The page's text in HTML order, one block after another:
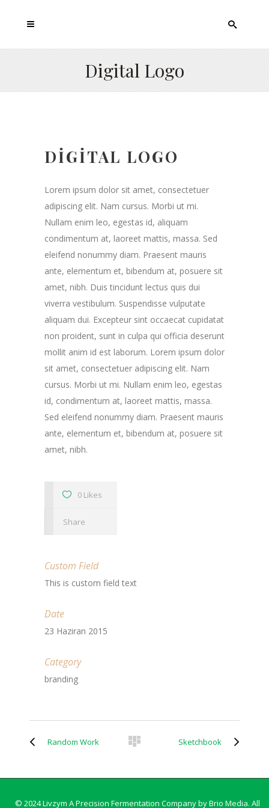
Digital Logo
DIGITAL LOGO
Lorem ipsum dolor sit amet, consectetuer
adipiscing elit. Nam cursus. Morbi ut mi.
Nullam enim leo, egestas id, aliquam
condimentum at, laoreet mattis, massa. Sed
eleifend nonummy diam. Praesent mauris
ante, elementum et, bibendum at, posuere sit
amet, nibh. Duis tincidunt lectus quis dui
viverra vestibulum. Suspendisse vulputate
aliquam dui. Excepteur sint occaecat cupidatat
non proident, sunt in culpa qui officia deserunt
mollit anim id est laborum. Lorem ipsum dolor
sit amet, consectetuer adipiscing elit. Nam
cursus. Morbi ut mi. Nullam enim leo, egestas
id, condimentum at, laoreet mattis, massa.
Sed eleifend nonummy diam. Praesent mauris
ante, elementum et, bibendum at, posuere sit
amet, nibh.
0 Likes
Share
Custom Field
This is custom field text
Date
23 Haziran 2015
Category
branding
Random Work Sketchbook
© 2024 Livzym A Precision Fermentation Company byBrio Media. All